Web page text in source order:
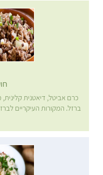
כרם אביטל, דיאטנית
ברזל. המקורות העיקריים